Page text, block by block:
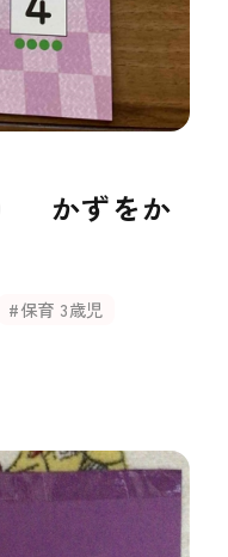
かずをか
#保育 3歳児